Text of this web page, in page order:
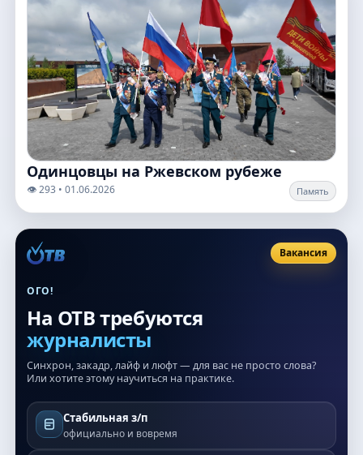
Одинцовцы на Ржевском рубеже
👁️ 293 • 01.06.2026 Память
Вакансия
ОГО!
На ОТВ требуются
журналисты
Синхрон, закадр, лайф и люфт — для вас не просто слова?
Или хотите этому научиться на практике.
Стабильная з/п
официально и вовремя